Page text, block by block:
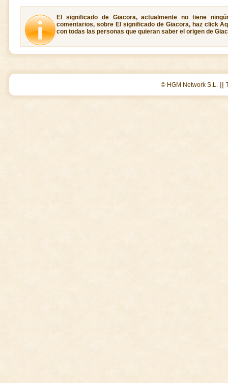
El significado de Giacora, actualmente no tiene
comentarios, sobre El significado de Giacora, haz click
con todas las personas que quieran saber el origen de
© HGM Network S.L. ||